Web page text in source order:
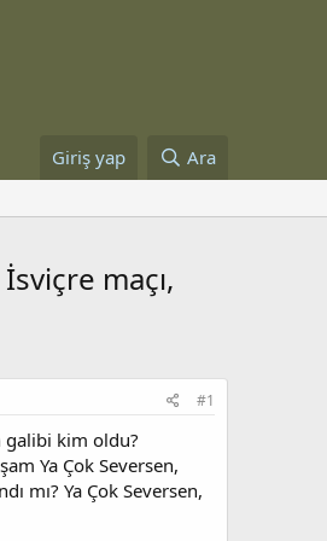
Giriş yap Ara
maçı,
#1
galibi kim oldu?
Ya Çok Seversen,
mı? Ya Çok Seversen,